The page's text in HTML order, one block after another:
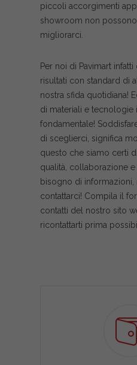
piccoli accorgimenti
showroom non
migliorarci.
Per noi di Pavimart
risultati con standard di
nostra sfida quotidiana!
di materiali e tecnologie
fondamentale!
di sceglierci, significa
questo che siamo certi
qualità, collaborazione e
bisogno di informazioni,
contattarci! Compila il
contatti del nostro sito
ricontattarti prima